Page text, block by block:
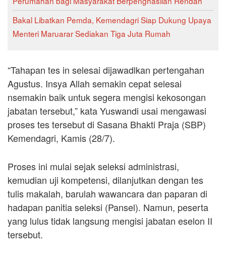
Bakal Libatkan Pemda, Kemendagri Siap Dukung Upaya
Menteri Maruarar Sediakan Tiga Juta Rumah
“Tahapan tes in selesai dijawadlkan pertengahan
Agustus. Insya Allah semakin cepat selesai
nsemakin baik untuk segera mengisi kekosongan
jabatan tersebut,” kata Yuswandi usai mengawasi
proses tes tersebut di Sasana Bhakti Praja (SBP)
Kemendagri, Kamis (28/7).
Proses ini mulai sejak seleksi administrasi,
kemudian uji kompetensi, dilanjutkan dengan tes
tulis makalah, barulah wawancara dan paparan di
hadapan panitia seleksi (Pansel). Namun, peserta
yang lulus tidak langsung mengisi jabatan eselon II
tersebut.